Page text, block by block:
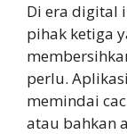
Di era digital
pihak ketiga
perlu.
memindai
atau bahkan